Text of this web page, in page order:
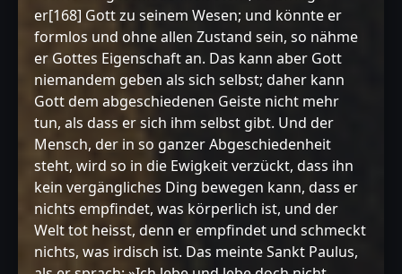
er[168] Gott zu seinem Wesen; und könnte er
formlos und ohne allen Zustand sein, so nähme
er Gottes Eigenschaft an. Das kann aber Gott
niemandem geben als sich selbst; daher kann
Gott dem abgeschiedenen Geiste nicht mehr
tun, als dass er sich ihm selbst gibt. Und der
Mensch, der in so ganzer Abgeschiedenheit
steht, wird so in die Ewigkeit verzückt, dass ihn
kein vergängliches Ding bewegen kann, dass er
nichts empfindet, was körperlich ist, und der
Welt tot heisst, denn er empfindet und schmeckt
nichts, was irdisch ist. Das meinte Sankt Paulus,